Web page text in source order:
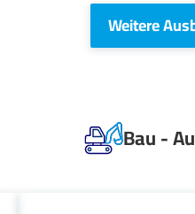
Weitere
Bau -